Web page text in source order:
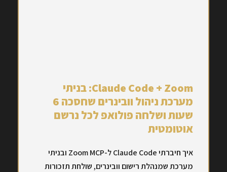
Claude Code + Zoom: בניתי
מערכת ניהול וובינרים שחסכה 6
שעות ושלחה פולואפ לכל נרשם
אוטומטית
איך חיברתי Claude Code ל-Zoom MCP ובניתי
מערכת שמנהלת רישום וובינרים, שולחת תזכורות